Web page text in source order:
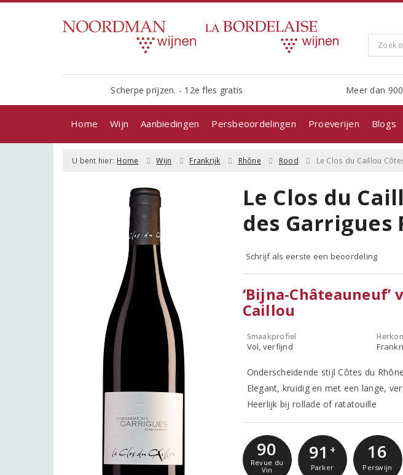
Scherpe prijzen. - 12e fles gratis Meer dan
Home Wijn Aanbiedingen Persbeoordelingen Proeverijen Blogs
U bent hier: Home Wijn Frankrijk Rhône Rood Le Clos du Caillou
Le Clos du
des Garrigues
Schrijf als eerste een beoordeling
‘Bijna-Châteauneuf’
Caillou
Smaakprofiel
Vol, verfijnd
Onderscheidende stijl Côtes du Rhône
Elegant, kruidig en met een lange,
Heerlijk bij rollade of ratatouille
90
Revue du
Vin
91 +
Parker
16
Perswijn